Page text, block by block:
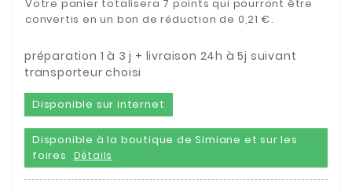
Votre panier totalisera 7 points qui pourront être
convertis en un bon de réduction de 0,21 €.
préparation 1 à 3 j + livraison 24h à 5j suivant
transporteur choisi
Disponible sur internet
Disponible à la boutique de Simiane et sur les
foires
Détails